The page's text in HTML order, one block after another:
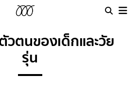
วตนของเด็กและวัย
รุ่น